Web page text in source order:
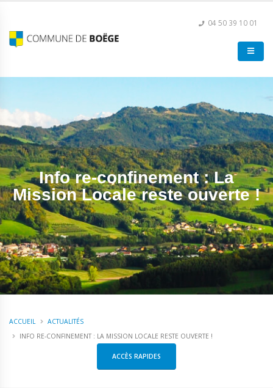
04 50 39 10 01
Info re-confinement : La
Mission Locale reste ouverte !
ACCUEIL
ACTUALITÉS
INFO RE-CONFINEMENT : LA MISSION LOCALE RESTE OUVERTE !
ACCÈS RAPIDES